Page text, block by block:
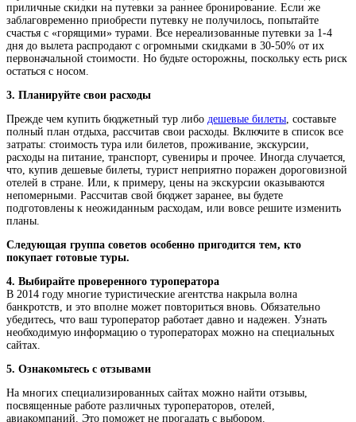
приличные скидки на путевки за раннее бронирование. Если же
заблаговременно приобрести путевку не получилось, попытайте
счастья с «горящими» турами. Все нереализованные путевки за 1-4
дня до вылета распродают с огромными скидками в 30-50% от их
первоначальной стоимости. Но будьте осторожны, поскольку есть риск
остаться с носом.
3. Планируйте свои расходы
Прежде чем купить бюджетный тур либо дешевые билеты , составьте
полный план отдыха, рассчитав свои расходы. Включите в список все
затраты: стоимость тура или билетов, проживание, экскурсии,
расходы на питание, транспорт, сувениры и прочее. Иногда случается,
что, купив дешевые билеты, турист неприятно поражен дороговизной
отелей в стране. Или, к примеру, цены на экскурсии оказываются
непомерными. Рассчитав свой бюджет заранее, вы будете
подготовлены к неожиданным расходам, или вовсе решите изменить
планы.
Следующая группа советов особенно пригодится тем, кто
покупает готовые туры.
4. Выбирайте проверенного туроператора
В 2014 году многие туристические агентства накрыла волна
банкротств, и это вполне может повториться вновь. Обязательно
убедитесь, что ваш туроператор работает давно и надежен. Узнать
необходимую информацию о туроператорах можно на специальных
сайтах.
5. Ознакомьтесь с отзывами
На многих специализированных сайтах можно найти отзывы,
посвященные работе различных туроператоров, отелей,
авиакомпаний. Это поможет не прогадать с выбором.